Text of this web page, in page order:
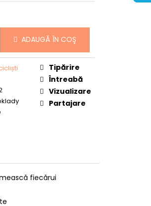
ADAUGĂ ÎN COŞ
Tipărire
Întreabă
Vizualizare
Partajare
fiecărui